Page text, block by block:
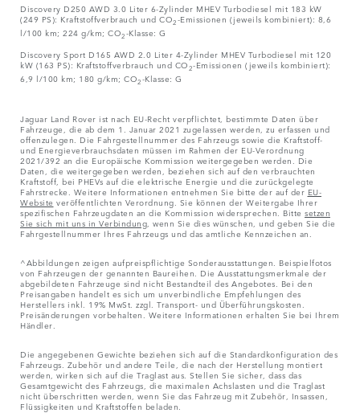
Discovery D250 AWD 3.0 Liter 6-Zylinder MHEV Turbodiesel mit 183 kW
(249 PS): Kraftstoffverbrauch und CO2-Emissionen (jeweils kombiniert): 8,6
l/100 km; 224 g/km; CO2-Klasse: G
Discovery Sport D165 AWD 2.0 Liter 4-Zylinder MHEV Turbodiesel mit 120
kW (163 PS): Kraftstoffverbrauch und CO2-Emissionen (jeweils kombiniert):
6,9 l/100 km; 180 g/km; CO2-Klasse: G
Jaguar Land Rover ist nach EU-Recht verpflichtet, bestimmte Daten über
Fahrzeuge, die ab dem 1. Januar 2021 zugelassen werden, zu erfassen und
offenzulegen. Die Fahrgestellnummer des Fahrzeugs sowie die Kraftstoff-
und Energieverbrauchsdaten müssen im Rahmen der EU-Verordnung
2021/392 an die Europäische Kommission weitergegeben werden. Die
Daten, die weitergegeben werden, beziehen sich auf den verbrauchten
Kraftstoff, bei PHEVs auf die elektrische Energie und die zurückgelegte
Fahrstrecke. Weitere Informationen entnehmen Sie bitte der auf der EU-
Website veröffentlichten Verordnung. Sie können der Weitergabe Ihrer
spezifischen Fahrzeugdaten an die Kommission widersprechen. Bitte setzen
Sie sich mit uns in Verbindung , wenn Sie dies wünschen, und geben Sie die
Fahrgestellnummer Ihres Fahrzeugs und das amtliche Kennzeichen an.
^Abbildungen zeigen aufpreispflichtige Sonderausstattungen. Beispielfotos
von Fahrzeugen der genannten Baureihen. Die Ausstattungsmerkmale der
abgebildeten Fahrzeuge sind nicht Bestandteil des Angebotes. Bei den
Preisangaben handelt es sich um unverbindliche Empfehlungen des
Herstellers inkl. 19% MwSt. zzgl. Transport- und Überführungskosten.
Preisänderungen vorbehalten. Weitere Informationen erhalten Sie bei Ihrem
Händler.
Die angegebenen Gewichte beziehen sich auf die Standardkonfiguration des
Fahrzeugs. Zubehör und andere Teile, die nach der Herstellung montiert
werden, wirken sich auf die Traglast aus. Stellen Sie sicher, dass das
Gesamtgewicht des Fahrzeugs, die maximalen Achslasten und die Traglast
nicht überschritten werden, wenn Sie das Fahrzeug mit Zubehör, Insassen,
Flüssigkeiten und Kraftstoffen beladen.